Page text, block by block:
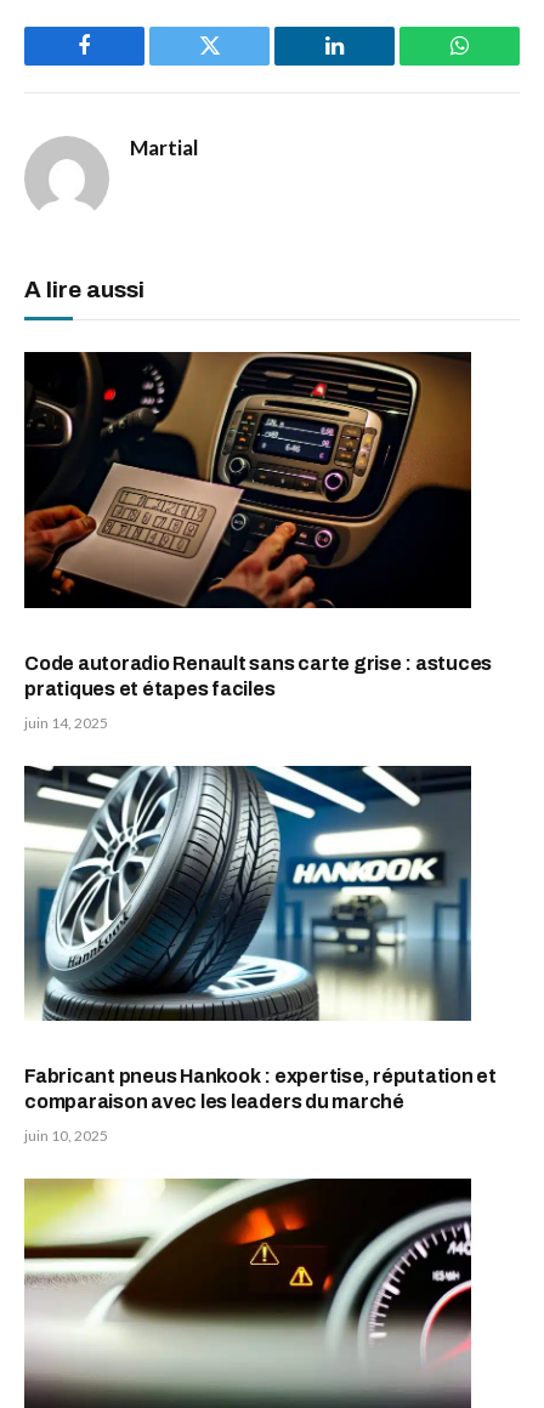
Facebook Twitter LinkedIn
Martial
A lire aussi
Code autoradio Renault sans carte grise : astuces
pratiques et étapes faciles
juin 14, 2025
Fabricant pneus Hankook : expertise, réputation et
comparaison avec les leaders du marché
juin 10, 2025